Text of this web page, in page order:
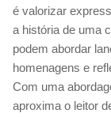
é valorizar
a história de uma
podem abordar
homenagens e
Com uma
aproxima o leitor